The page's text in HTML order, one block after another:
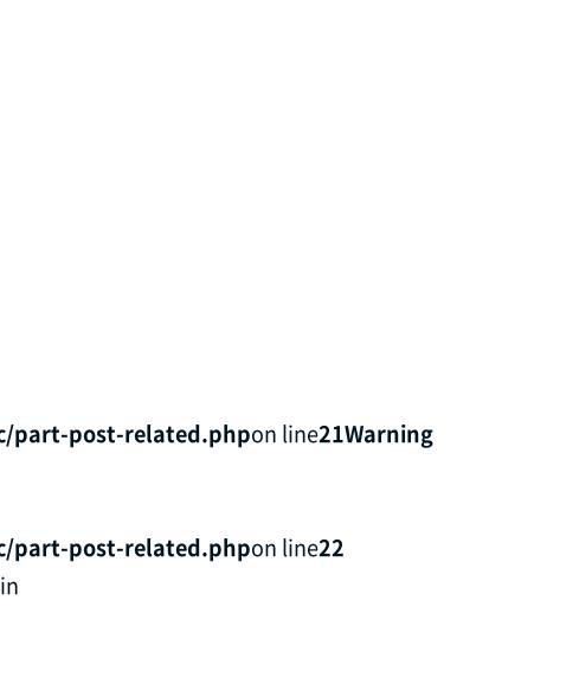
part-post-related.phpon line21Warning
part-post-related.phpon line22